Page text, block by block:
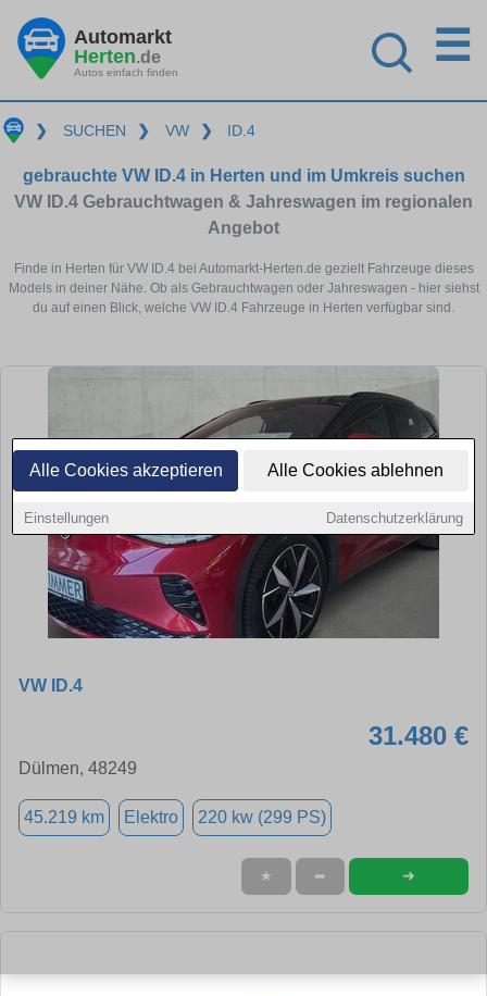
Alle Cookies akzeptieren Alle Cookies ablehnen
Einstellungen Datenschutzerklärung
Automarkt
Herten.de
Autos einfach finden
☰
❯ SUCHEN ❯ VW ❯ ID.4
gebrauchte VW ID.4 in Herten und im Umkreis suchen
VW ID.4 Gebrauchtwagen & Jahreswagen im regionalen
Angebot
Finde in Herten für VW ID.4 bei Automarkt-Herten.de gezielt Fahrzeuge dieses
Models in deiner Nähe. Ob als Gebrauchtwagen oder Jahreswagen - hier siehst
du auf einen Blick, welche VW ID.4 Fahrzeuge in Herten verfügbar sind.
VW ID.4
31.480 €
Dülmen, 48249
45.219 km Elektro 220 kw (299 PS)
★ ➦ ➜